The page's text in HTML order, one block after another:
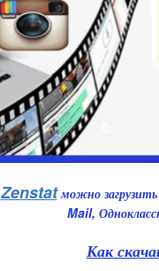
Zenstatможно
Mail,
Как